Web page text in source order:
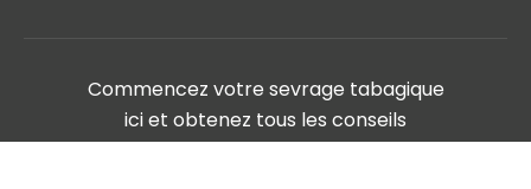
Commencez votre sevrage tabagique
ici et obtenez tous les conseils
nécessaires !